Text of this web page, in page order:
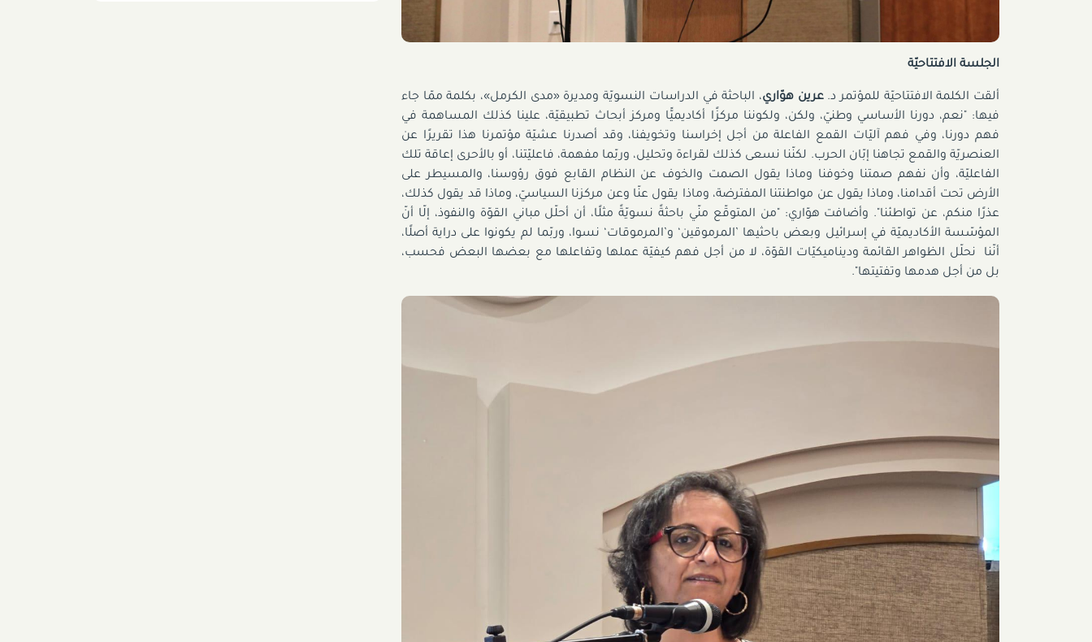
الجلسة الافتتاحيّة
ألقت الكلمة الافتتاحيّة للمؤتمر د.عرين هوّاري، الباحثة في الدراسات النسويّة ومديرة «مدى الكرمل»، بكلمة ممّا جاء
فيها: "نعم، دورنا الأساسي وطنيّ، ولكن، ولكوننا مركزًا أكاديميًّا ومركز أبحاث تطبيقيّة، علينا كذلك المساهمة في
فهم دورنا، وفي فهم آليّات القمع الفاعلة من أجل إخراسنا وتخويفنا، وقد أصدرنا عشيّة مؤتمرنا هذا تقريرًا عن
العنصريّة والقمع تجاهنا إبّان الحرب. لكنّنا نسعى كذلك لقراءة وتحليل، وربّما مفهمة، فاعليّتنا، أو بالأحرى إعاقة تلك
الفاعليّة، وأن نفهم صمتنا وخوفنا وماذا يقول الصمت والخوف عن النظام القابع فوق رؤوسنا، والمسيطر على
الأرض تحت أقدامنا، وماذا يقول عن مواطنتنا المفترضة، وماذا يقول عنّا وعن مركزنا السياسيّ، وماذا قد يقول كذلك،
عذرًا منكم، عن تواطئنا". وأضافت هوّاري: "من المتوقّع منّي باحثةً نسويّةً مثلًا، أن أحلّل مباني القوّة والنفوذ، إلّا أنّ
المؤسّسة الأكاديميّة في إسرائيل وبعض باحثيها ’المرموقين‘ و’المرموقات‘ نسوا، وربّما لم يكونوا على دراية أصلًا،
أنّنا نحلّل الظواهر القائمة وديناميكيّات القوّة، لا من أجل فهم كيفيّة عملها وتفاعلها مع بعضها البعض فحسب،
بل من أجل هدمها وتفتيتها".